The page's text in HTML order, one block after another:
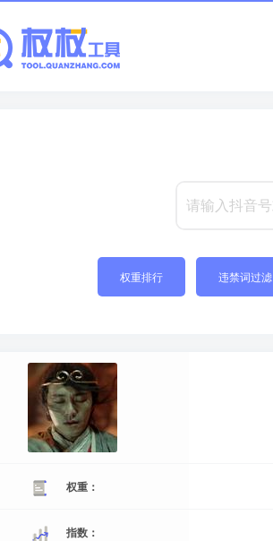
权重排行 违禁词过滤
权重：
指数：